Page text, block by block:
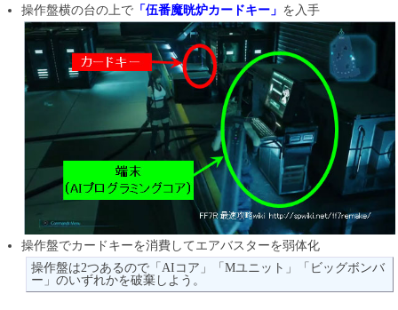
操作盤横の台の上で 「伍番魔晄炉カードキー」 を入手
操作盤でカードキーを消費してエアバスターを弱体化
操作盤は2つあるので「AIコア」「Mユニット」「ビッグボンバ
ー」のいずれかを破棄しよう。